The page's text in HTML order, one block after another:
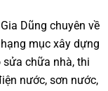
Dũng chuyên về
mục xây dựng
chữa nhà, thi
nước, sơn nước,